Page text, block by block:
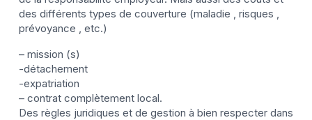
des différents types de couverture (maladie , risques ,
prévoyance , etc.)
– mission (s)
-détachement
-expatriation
– contrat complètement local.
Des règles juridiques et de gestion à bien respecter dans